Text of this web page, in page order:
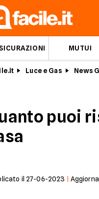
MUTUI
Luce e Gas News
puoi
il 27-06-2023